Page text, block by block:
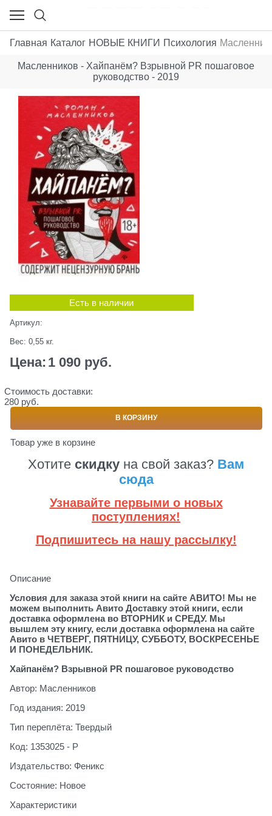
Главная Каталог НОВЫЕ КНИГИ Психология
Масленников - Хайпанём? Взрывной PR пошаговое
руководство - 2019
Есть в наличии
Артикул:
Вес: 0,55 кг.
Цена: 1 090 руб.
Стоимость доставки:
280 руб.
В КОРЗИНУ
Товар уже в корзине
Хотите скидку на свой заказ? Вам
сюда
Узнавайте первыми о новых
поступлениях!
Подпишитесь на нашу рассылку!
Описание
Условия для заказа этой книги на сайте АВИТО! Мы не
можем выполнить Авито Доставку этой книги, если
доставка оформлена во ВТОРНИК и СРЕДУ. Мы
вышлем эту книгу, если доставка оформлена на сайте
Авито в ЧЕТВЕРГ, ПЯТНИЦУ, СУББОТУ, ВОСКРЕСЕНЬЕ
И ПОНЕДЕЛЬНИК.
Хайпанём? Взрывной PR пошаговое руководство
Автор: Масленников
Год издания: 2019
Тип переплёта: Твердый
Код: 1353025 - Р
Издательство: Феникс
Состояние: Новое
Характеристики